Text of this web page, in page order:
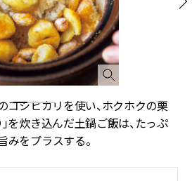
コシヒカリを使い、ホクホクの栗
を炊き込んだ土鍋ご飯は、たっぷ
みをプラスする。